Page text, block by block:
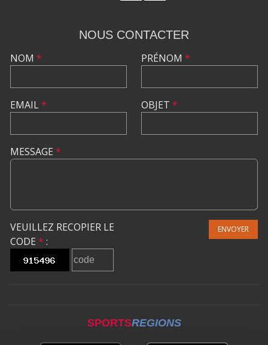
NOUS CONTACTER
NOM *
EMAIL*
PRÉNOM *
OBJET *
MESSAGE *
VEUILLEZ RECOPIER LE
CODE * :
ENVOYER
SPORTSREGIONS